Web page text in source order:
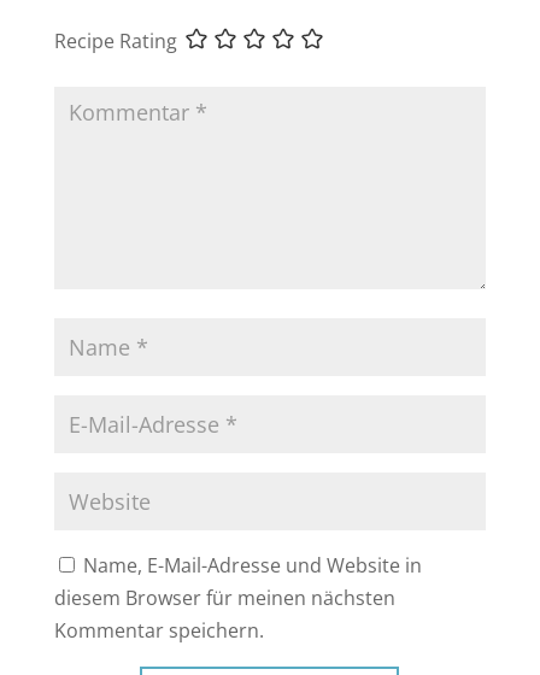
Recipe Rating
Name, E-Mail-Adresse und Website in
diesem Browser für meinen nächsten
Kommentar speichern.